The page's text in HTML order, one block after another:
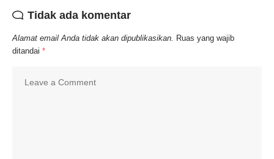
Tidak ada komentar
Alamat email Anda tidak akan dipublikasikan. Ruas yang wajib
ditandai *